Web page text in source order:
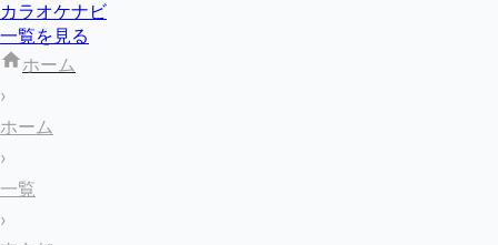
カラオケナビ
一覧を見る
ホーム
›
ホーム
›
一覧
›